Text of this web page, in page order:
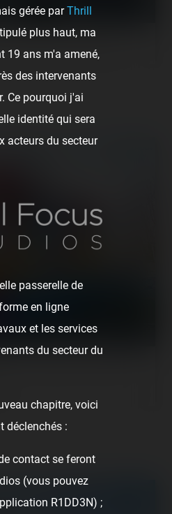
surf Crazy Dance, qui n'opérait
gérée parThrill
plus haut, ma
19 ans m'a amené,
des intervenants
Ce pourquoi j'ai
identité qui sera
acteurs du secteur
passerelle de
en ligne
et les services
du secteur du
chapitre, voici
déclenchés :
contact se feront
(vous pouvez
R1DD3N) ;